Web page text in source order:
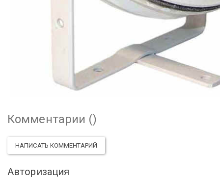
Комментарии ()
НАПИСАТЬ КОММЕНТАРИЙ
Авторизация